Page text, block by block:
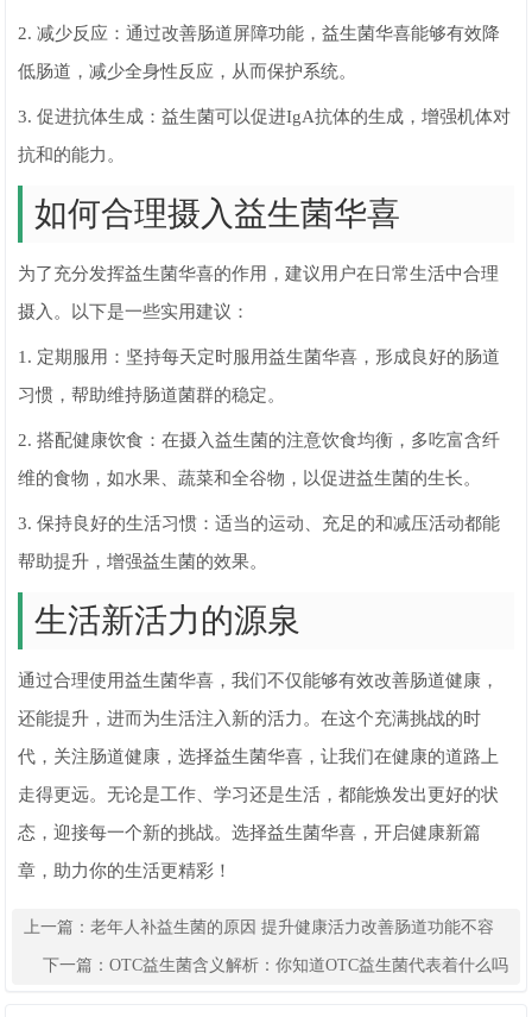
2. 减少反应：通过改善肠道屏障功能，益生菌华喜能够有效降
低肠道，减少全身性反应，从而保护系统。
3. 促进抗体生成：益生菌可以促进IgA抗体的生成，增强机体对
抗和的能力。
如何合理摄入益生菌华喜
为了充分发挥益生菌华喜的作用，建议用户在日常生活中合理
摄入。以下是一些实用建议：
1. 定期服用：坚持每天定时服用益生菌华喜，形成良好的肠道
习惯，帮助维持肠道菌群的稳定。
2. 搭配健康饮食：在摄入益生菌的注意饮食均衡，多吃富含纤
维的食物，如水果、蔬菜和全谷物，以促进益生菌的生长。
3. 保持良好的生活习惯：适当的运动、充足的和减压活动都能
帮助提升，增强益生菌的效果。
生活新活力的源泉
通过合理使用益生菌华喜，我们不仅能够有效改善肠道健康，
还能提升，进而为生活注入新的活力。在这个充满挑战的时
代，关注肠道健康，选择益生菌华喜，让我们在健康的道路上
走得更远。无论是工作、学习还是生活，都能焕发出更好的状
态，迎接每一个新的挑战。选择益生菌华喜，开启健康新篇
章，助力你的生活更精彩！
上一篇：老年人补益生菌的原因 提升健康活力改善肠道功能不容
小觑
下一篇： OTC益生菌含义解析：你知道OTC益生菌代表着什么吗